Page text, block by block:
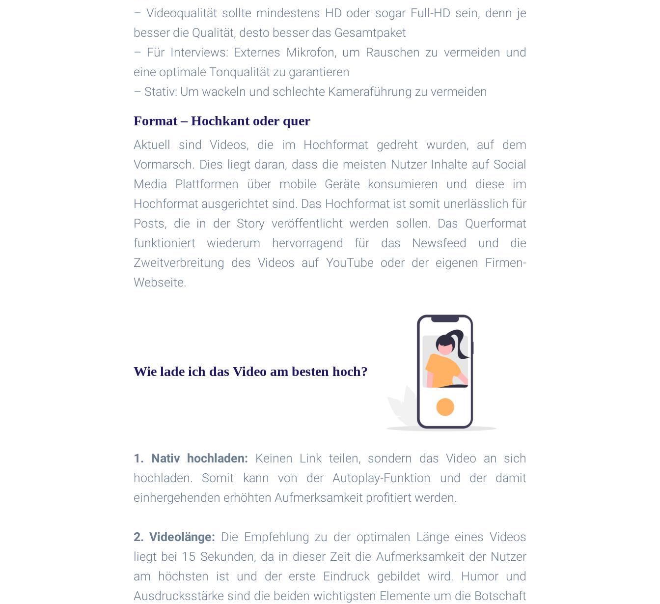
– Videoqualität sollte mindestens HD oder sogar Full-HD sein, denn je
besser die Qualität, desto besser das Gesamtpaket
– Für Interviews: Externes Mikrofon, um Rauschen zu vermeiden und
eine optimale Tonqualität zu garantieren
– Stativ: Um wackeln und schlechte Kameraführung zu vermeiden
Format – Hochkant oder quer
Aktuell sind Videos, die im Hochformat gedreht wurden, auf dem
Vormarsch. Dies liegt daran, dass die meisten Nutzer Inhalte auf Social
Media Plattformen über mobile Geräte konsumieren und diese im
Hochformat ausgerichtet sind. Das Hochformat ist somit unerlässlich für
Posts, die in der Story veröffentlicht werden sollen. Das Querformat
funktioniert wiederum hervorragend für das Newsfeed und die
Zweitverbreitung des Videos auf YouTube oder der eigenen Firmen-
Webseite.
Wie lade ich das Video am besten hoch?
1. Nativ hochladen: Keinen Link teilen, sondern das Video an sich
hochladen. Somit kann von der Autoplay-Funktion und der damit
einhergehenden erhöhten Aufmerksamkeit profitiert werden.
2. Videolänge: Die Empfehlung zu der optimalen Länge eines Videos
liegt bei 15 Sekunden, da in dieser Zeit die Aufmerksamkeit der Nutzer
am höchsten ist und der erste Eindruck gebildet wird. Humor und
Ausdrucksstärke sind die beiden wichtigsten Elemente um die Botschaft